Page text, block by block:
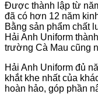
Được thành lập từ
đã có hơn 12 năm
Bằng sản phẩm chất
Hải Anh Uniform
trường Cà Mau cũng
Hải Anh Uniform đủ
khắt khe nhất của
hoàn hảo, góp phần